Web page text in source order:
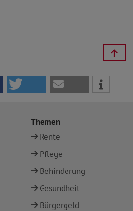
Themen
Rente
Pflege
Behinderung
Gesundheit
Bürgergeld